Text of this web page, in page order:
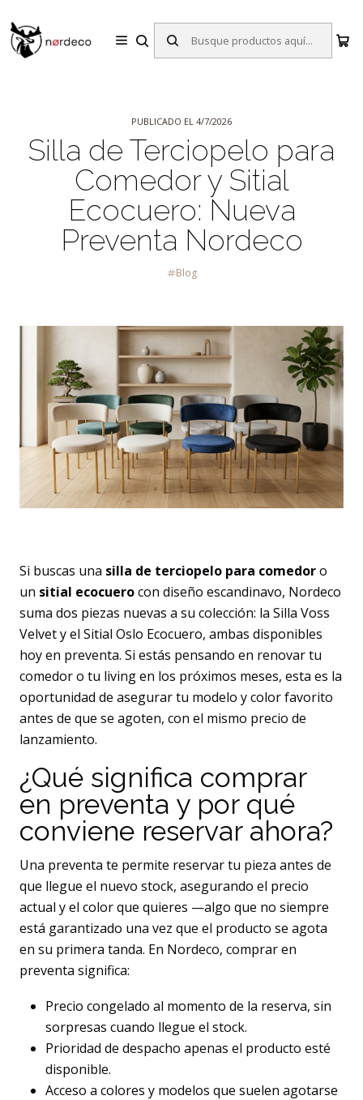
Inicio
PUBLICADO EL 4/7/2026
Silla de Terciopelo para
Comedor y Sitial
Ecocuero: Nueva
Preventa Nordeco
Blog
Si buscas una silla de terciopelo para comedoro
un sitial ecocuerocon diseño escandinavo, Nordeco
suma dos piezas nuevas a su colección: la Silla Voss
Velvet y el Sitial Oslo Ecocuero, ambas disponibles
hoy en preventa. Si estás pensando en renovar tu
comedor o tu living en los próximos meses, esta es la
oportunidad de asegurar tu modelo y color favorito
antes de que se agoten, con el mismo precio de
lanzamiento.
¿Qué significa comprar
en preventa y por qué
conviene reservar ahora?
Una preventa te permite reservar tu pieza antes de
que llegue el nuevo stock, asegurando el precio
actual y el color que quieres —algo que no siempre
está garantizado una vez que el producto se agota
en su primera tanda. En Nordeco, comprar en
preventa significa:
Precio congelado al momento de la reserva, sin
sorpresas cuando llegue el stock.
Prioridad de despacho apenas el producto esté
disponible.
Acceso a colores y modelos que suelen agotarse